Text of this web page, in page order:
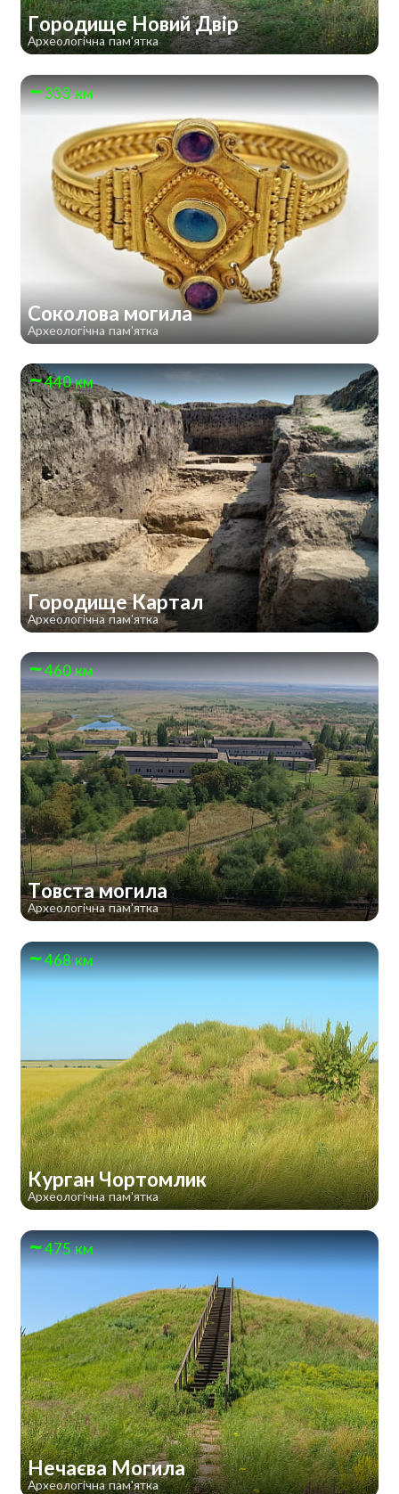
Городище Новий Двір
Археологічна пам'ятка
333 км
Соколова могила
Археологічна пам'ятка
440 км
Городище Картал
Археологічна пам'ятка
460 км
Товста могила
Археологічна пам'ятка
468 км
Курган Чортомлик
Археологічна пам'ятка
475 км
Нечаєва Могила
Археологічна пам'ятка